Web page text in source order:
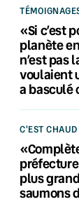
«Si c’est
planète
n’est pas
voulaient
a basculé
C'EST CHAUD
plus
saumons